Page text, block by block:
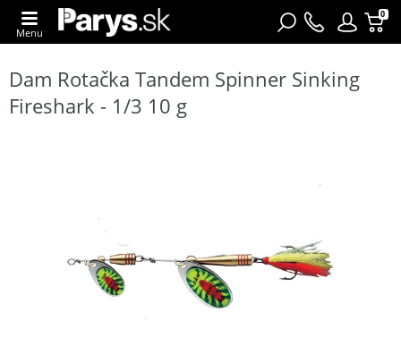
0
Menu
Dam Rotačka Tandem Spinner Sinking
Fireshark - 1/3 10 g